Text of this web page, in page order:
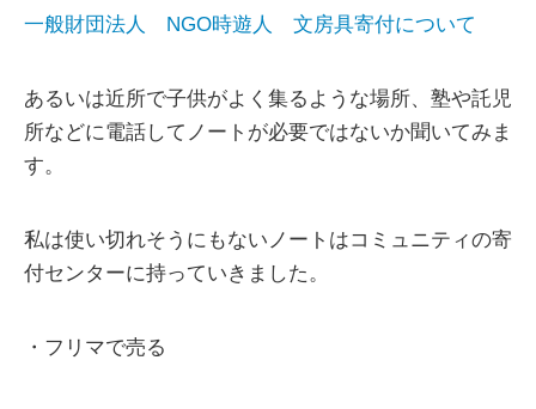
一般財団法人 NGO時遊人 文房具寄付について
あるいは近所で子供がよく集るような場所、塾や託児
所などに電話してノートが必要ではないか聞いてみま
す。
私は使い切れそうにもないノートはコミュニティの寄
付センターに持っていきました。
・フリマで売る